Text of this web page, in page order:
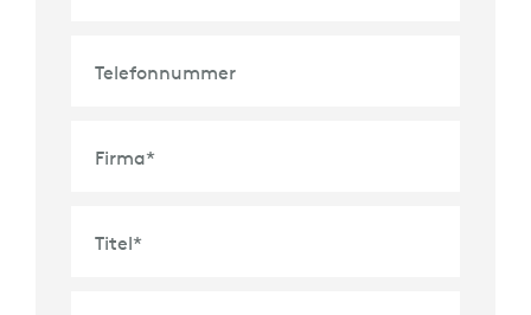
Telefonnummer
Firma*
Titel*